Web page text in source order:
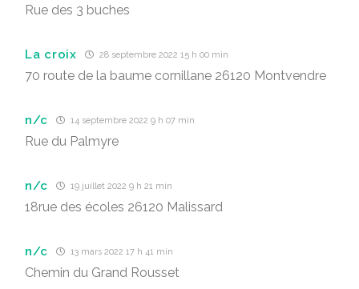
Rue des 3 buches
La croix 28 septembre 2022 15 h 00 min
70 route de la baume cornillane 26120 Montvendre
n/c 14 septembre 2022 9 h 07 min
Rue du Palmyre
n/c 19 juillet 2022 9 h 21 min
18rue des écoles 26120 Malissard
n/c 13 mars 2022 17 h 41 min
Chemin du Grand Rousset